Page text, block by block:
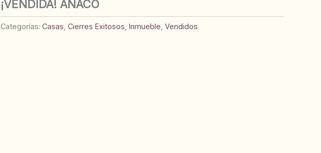
¡VENDIDA! ANACO
Categorías: Casas Cierres Exitosos Inmueble Vendidos